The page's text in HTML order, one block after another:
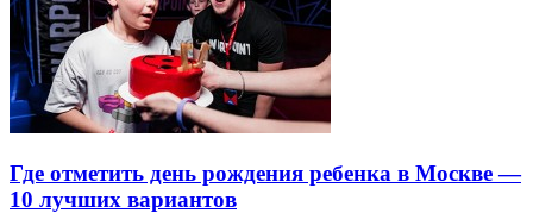
Где отметить день рождения ребенка в Москве —
10 лучших вариантов